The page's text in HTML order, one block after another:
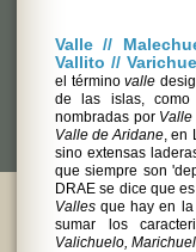
Valle //
Vallito //
el términovalle
de las islas, como
nombradas por Valle
Valle de Aridane, en
sino extensas
que siempre son
DRAE se dice que
Valles que hay en
sumar los
Valichuelo,